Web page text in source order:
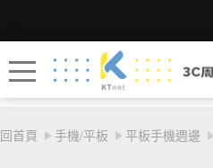
回首頁 手機/平板 平板手機週邊